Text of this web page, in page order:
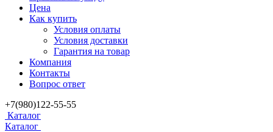
Цена
Как купить
Условия оплаты
Условия доставки
Гарантия на товар
Компания
Контакты
Вопрос ответ
+7(980)122-55-55
Каталог
Каталог